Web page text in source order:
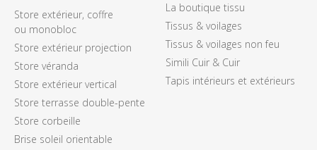
Store extérieur, coffre
ou monobloc
Store extérieur projection
Store véranda
Store extérieur vertical
Store terrasse double-pente
Store corbeille
Brise soleil orientable
La boutique tissu
Tissus & voilages
Tissus & voilages non feu
Simili Cuir & Cuir
Tapis intérieurs et extérieurs